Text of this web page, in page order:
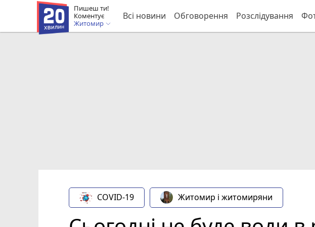
Пишеш ти!
Коментує
Житомир
Всі новини Обговорення Розслідування
COVID-19 Житомир і житомиряни